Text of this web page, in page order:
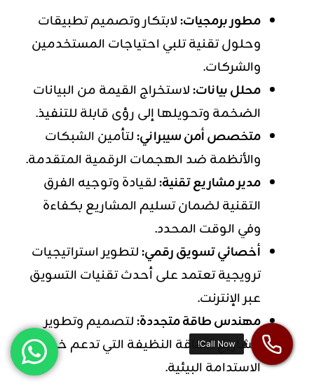
مطور برمجيات:لابتكار وتصميم تطبيقات
وحلول تقنية تلبي احتياجات المستخدمين
والشركات.
محلل بيانات:لاستخراج القيمة من البيانات
الضخمة وتحويلها إلى رؤى قابلة للتنفيذ.
متخصص أمن سيبراني:لتأمين الشبكات
والأنظمة ضد الهجمات الرقمية المتقدمة.
مدير مشاريع تقنية:لقيادة وتوجيه الفرق
التقنية لضمان تسليم المشاريع بكفاءة
وفي الوقت المحدد.
أخصائي تسويق رقمي:لتطوير استراتيجيات
ترويجية تعتمد على أحدث تقنيات التسويق
عبر الإنترنت.
مهندس طاقة متجددة:لتصميم وتطوير
مشاريع الطاقة النظيفة التي تدعم خطط
الاستدامة البيئية.